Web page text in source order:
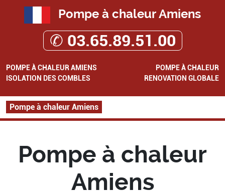
Pompe à chaleur Amiens
✆ 03.65.89.51.00
POMPE À CHALEUR AMIENS
POMPE À CHALEUR
ISOLATION DES COMBLES
RENOVATION GLOBALE
Pompe à chaleur Amiens
Pompe à chaleur
Amiens